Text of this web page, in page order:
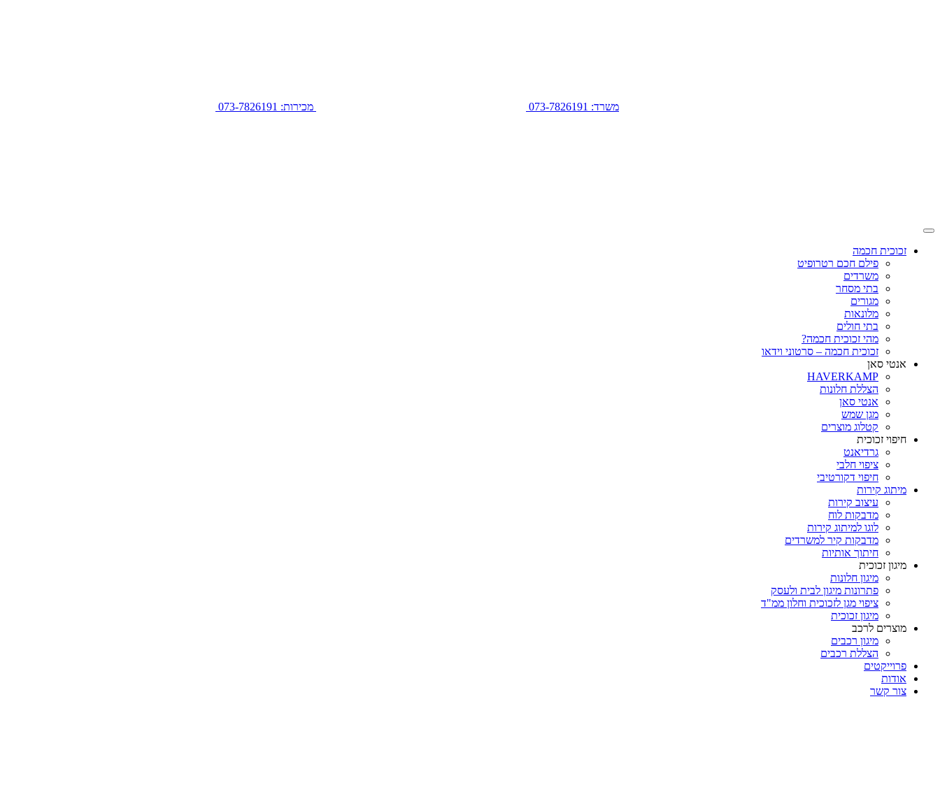
משרד: 073-7826191 מכירות: 073-7826191
זכוכית חכמה
פילם חכם רטרופיט
משרדים
בתי מסחר
מגורים
מלונאות
בתי חולים
מהי זכוכית חכמה?
זכוכית חכמה – סרטוני וידאו
אנטי סאן
HAVERKAMP
הצללת חלונות
אנטי סאן
מגן שמש
קטלוג מוצרים
חיפוי זכוכית
גרדיאנט
ציפוי חלבי
חיפוי דקורטיבי
מיתוג קירות
עיצוב קירות
מדבקות לוח
לוגו למיתוג קירות
מדבקות קיר למשרדים
חיתוך אותיות
מיגון זכוכית
מיגון חלונות
פתרונות מיגון לבית ולעסק
ציפוי מגן לזכוכית וחלון ממ"ד
מיגון זכוכית
מוצרים לרכב
מיגון רכבים
הצללת רכבים
פרוייקטים
אודות
צור קשר